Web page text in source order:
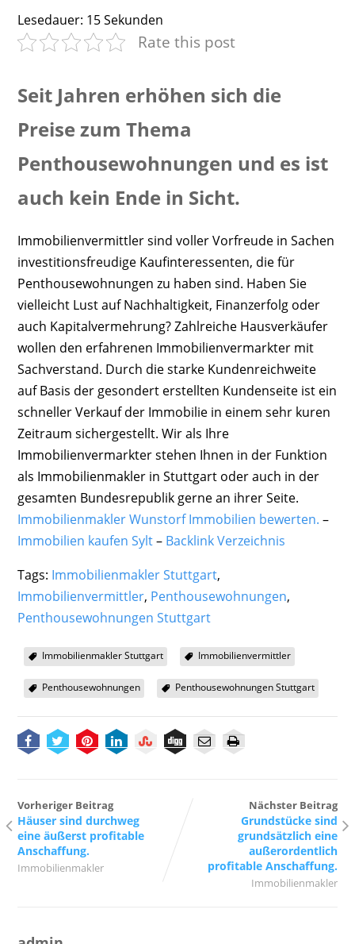
Lesedauer: 15Sekunden
Rate this post
Seit Jahren erhöhen sich die
Preise zum Thema
Penthousewohnungen und es ist
auch kein Ende in Sicht.
Immobilienvermittler sind voller Vorfreude in Sachen
investitionsfreudige Kaufinteressenten, die für
Penthousewohnungen zu haben sind. Haben Sie
vielleicht Lust auf Nachhaltigkeit, Finanzerfolg oder
auch Kapitalvermehrung? Zahlreiche Hausverkäufer
wollen den erfahrenen Immobilienvermarkter mit
Sachverstand. Durch die starke Kundenreichweite
auf Basis der gesondert erstellten Kundenseite ist ein
schneller Verkauf der Immobilie in einem sehr kuren
Zeitraum sichergestellt. Wir als Ihre
Immobilienvermarkter stehen Ihnen in der Funktion
als Immobilienmakler in Stuttgart oder auch in der
gesamten Bundesrepublik gerne an ihrer Seite.
Immobilienmakler Wunstorf Immobilien bewerten. –
Immobilien kaufen Sylt– Backlink Verzeichnis
Tags: Immobilienmakler Stuttgart,
Immobilienvermittler, Penthousewohnungen,
Penthousewohnungen Stuttgart
Immobilienmakler Stuttgart Immobilienvermittler
Penthousewohnungen Penthousewohnungen Stuttgart
Vorheriger Beitrag
Häuser sind durchweg
eine äußerst profitable
Anschaffung.
Immobilienmakler
Nächster Beitrag
Grundstücke sind
grundsätzlich eine
außerordentlich
profitable Anschaffung.
Immobilienmakler